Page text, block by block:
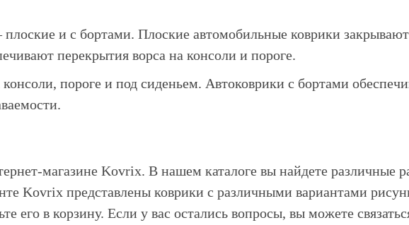
и с бортами. Плоские автомобильные коврики
перекрытия ворса на консоли и пороге.
пороге и под сиденьем. Автоковрики с бортами
магазине Kovrix. В нашем каталоге вы найдете различные
Kovrix представлены коврики с различными вариантами
его в корзину. Если у вас остались вопросы, вы можете